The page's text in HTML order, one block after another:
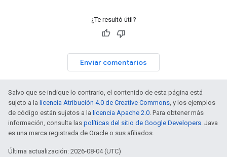
¿Te resultó útil?
Enviar comentarios
Salvo que se indique lo contrario, el contenido de esta página está
sujeto a la licencia Atribución 4.0 de Creative Commons, y los ejemplos
de código están sujetos a la licencia Apache 2.0. Para obtener más
información, consulta las políticas del sitio de Google Developers. Java
es una marca registrada de Oracle o sus afiliados.
Última actualización: 2026-08-04 (UTC)